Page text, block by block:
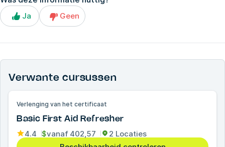
Ja Geen
Verwante cursussen
Verlenging van het certificaat
Basic First Aid Refresher
4.4 $vanaf 402,57
2 Locaties